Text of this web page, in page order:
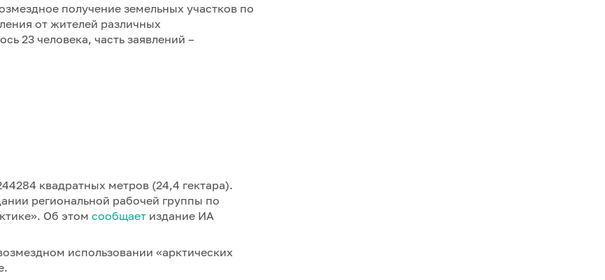
получение земельных участков по
от жителей различных
23 человека, часть заявлений –
квадратных метров (24,4 гектара).
региональной рабочей группы по
Об этом сообщает издание ИА
использовании «арктических